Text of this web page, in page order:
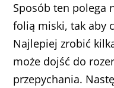
Sposób ten polega
folią miski, tak aby
Najlepiej zrobić
może dojść do
przepychania.